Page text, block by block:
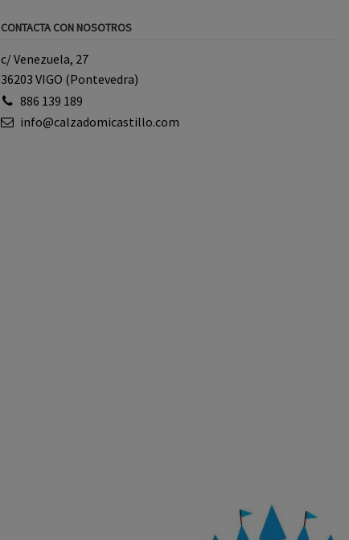
CONTACTA CON NOSOTROS
c/ Venezuela, 27
36203 VIGO (Pontevedra)
886 139 189
info@calzadomicastillo.com